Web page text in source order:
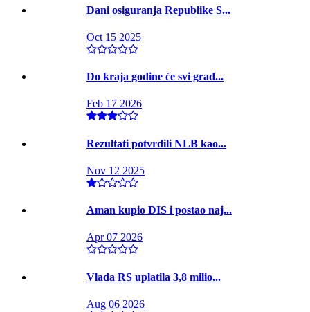
Dani osiguranja Republike S...
Oct 15 2025
Do kraja godine će svi grad...
Feb 17 2026
Rezultati potvrdili NLB kao...
Nov 12 2025
Aman kupio DIS i postao naj...
Apr 07 2026
Vlada RS uplatila 3,8 milio...
Aug 06 2026